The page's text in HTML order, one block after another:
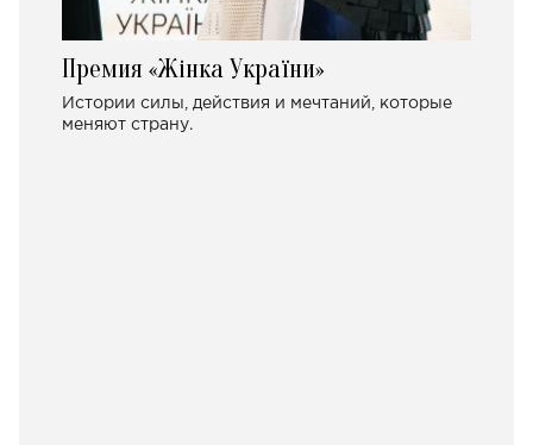
Премия «Жінка України»
Истории силы, действия и мечтаний, которые
меняют страну.